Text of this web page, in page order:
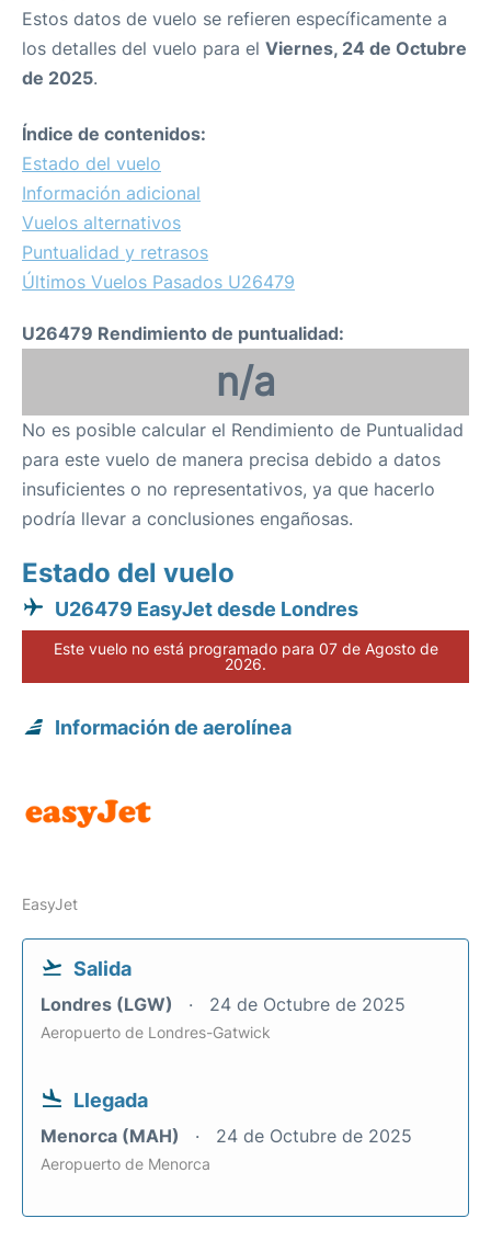
Estos datos de vuelo se refieren específicamente a
los detalles del vuelo para el Viernes, 24 de Octubre
de 2025.
Índice de contenidos:
Estado del vuelo
Información adicional
Vuelos alternativos
Puntualidad y retrasos
Últimos Vuelos Pasados U26479
U26479 Rendimiento de puntualidad:
n/a
No es posible calcular el Rendimiento de Puntualidad
para este vuelo de manera precisa debido a datos
insuficientes o no representativos, ya que hacerlo
podría llevar a conclusiones engañosas.
Estado del vuelo
U26479 EasyJet desde Londres
Este vuelo no está programado para 07 de Agosto de
2026.
Información de aerolínea
EasyJet
Salida
Londres (LGW) 24 de Octubre de 2025
Aeropuerto de Londres-Gatwick
Llegada
Menorca (MAH) 24 de Octubre de 2025
Aeropuerto de Menorca